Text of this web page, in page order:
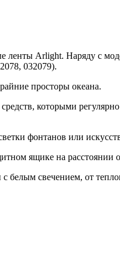
ленты Arlight. Наряду с
032079).
просторы океана.
которыми
фонтанов или
ящике на расстоянии
белым свечением, от